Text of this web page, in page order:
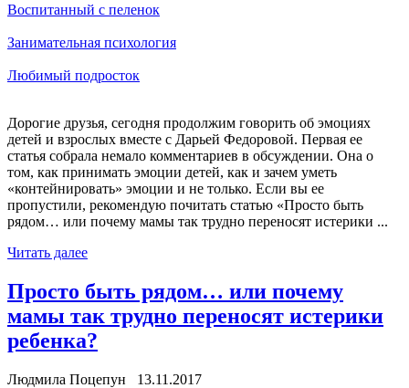
Воспитанный с пеленок
Занимательная психология
Любимый подросток
Дорогие друзья, сегодня продолжим говорить об эмоциях
детей и взрослых вместе с Дарьей Федоровой. Первая ее
статья собрала немало комментариев в обсуждении. Она о
том, как принимать эмоции детей, как и зачем уметь
«контейнировать» эмоции и не только. Если вы ее
пропустили, рекомендую почитать статью «Просто быть
рядом… или почему мамы так трудно переносят истерики ...
Читать далее
Просто быть рядом… или почему
мамы так трудно переносят истерики
ребенка?
Людмила Поцепун 13.11.2017